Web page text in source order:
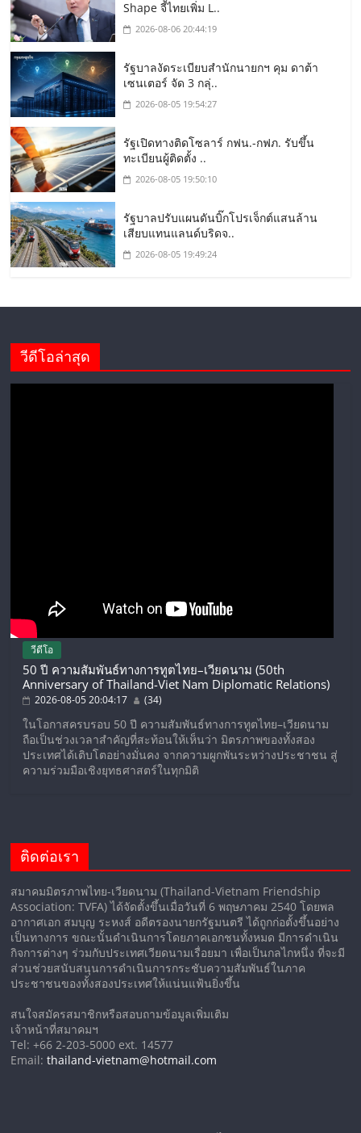
Shape จี้ไทยเพิ่ม L..
2026-08-06 20:44:19
รัฐบาลงัดระเบียบสำนักนายกฯ คุม ดาต้า
เซนเตอร์ จัด 3 กลุ่..
2026-08-05 19:54:27
รัฐเปิดทางติดโซลาร์ กฟน.-กฟภ. รับขึ้น
ทะเบียนผู้ติดตั้ง ..
2026-08-05 19:50:10
รัฐบาลปรับแผนดันบิ๊กโปรเจ็กต์แสนล้าน
เสียบแทนแลนด์บริดจ..
2026-08-05 19:49:24
วีดีโอล่าสุด
วีดีโอ
50 ปี ความสัมพันธ์ทางการทูตไทย–เวียดนาม (50th
Anniversary of Thailand-Viet Nam Diplomatic Relations)
2026-08-05 20:04:17 (34)
ในโอกาสครบรอบ 50 ปี ความสัมพันธ์ทางการทูตไทย–เวียดนาม
ถือเป็นช่วงเวลาสำคัญที่สะท้อนให้เห็นว่า มิตรภาพของทั้งสอง
ประเทศได้เติบโตอย่างมั่นคง จากความผูกพันระหว่างประชาชน สู่
ความร่วมมือเชิงยุทธศาสตร์ในทุกมิติ
ติดต่อเรา
สมาคมมิตรภาพไทย-เวียดนาม (Thailand-Vietnam Friendship
Association: TVFA) ได้จัดตั้งขึ้นเมื่อวันที่ 6 พฤษภาคม 2540 โดยพล
อากาศเอก สมบุญ ระหงส์ อดีตรองนายกรัฐมนตรี ได้ถูกก่อตั้งขึ้นอย่าง
เป็นทางการ ขณะนั้นดำเนินการโดยภาคเอกชนทั้งหมด มีการดำเนิน
กิจการต่างๆ ร่วมกับประเทศเวียดนามเรื่อยมา เพื่อเป็นกลไกหนึ่ง ที่จะมี
ส่วนช่วยสนับสนุนการดำเนินการกระชับความสัมพันธ์ในภาค
ประชาชนของทั้งสองประเทศให้แน่นแฟ้นยิ่งขึ้น
สนใจสมัครสมาชิกหรือสอบถามข้อมูลเพิ่มเติม
เจ้าหน้าที่สมาคมฯ
Tel: +66 2-203-5000 ext. 14577
Email:thailand-vietnam@hotmail.com